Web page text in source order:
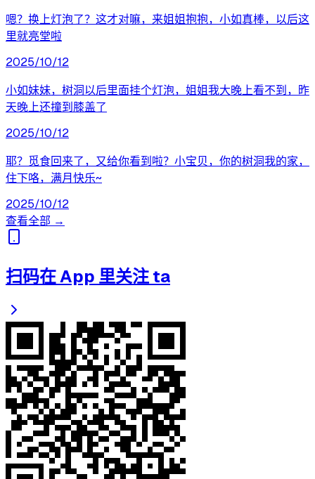
嗯？换上灯泡了？这才对嘛，来姐姐抱抱，小如真棒，以后这
里就亮堂啦
2025/10/12
小如妹妹，树洞以后里面挂个灯泡，姐姐我大晚上看不到，昨
天晚上还撞到膝盖了
2025/10/12
耶？觅食回来了，又给你看到啦？小宝贝，你的树洞我的家，
住下咯，满月快乐~
2025/10/12
查看全部 →
扫码在 App 里关注 ta